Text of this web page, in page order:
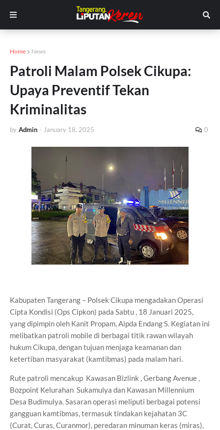
Home News
Patroli Malam Polsek Cikupa:
Upaya Preventif Tekan
Kriminalitas
by Admin - January 18, 2025 0
Kabupaten Tangerang – Polsek Cikupa mengadakan Operasi
Cipta Kondisi (Ops Cipkon) pada Sabtu , 18 Januari 2025,
yang dipimpin oleh Kanit Propam, Aipda Endang S. Kegiatan ini
melibatkan patroli mobile di berbagai titik rawan wilayah
hukum Cikupa, dengan tujuan menjaga keamanan dan
ketertiban masyarakat (kamtibmas) pada malam hari.
Rute patroli mencakup Kawasan Bizlink , Gerbang Avenue ,
Bozpoint Kelurahan Sukamulya dan Kawasan Millennium
Desa Budimulya. Sasaran operasi meliputi berbagai potensi
gangguan kamtibmas, termasuk tindakan kejahatan 3C
(Curat, Curas, Curanmor), peredaran minuman keras (miras),